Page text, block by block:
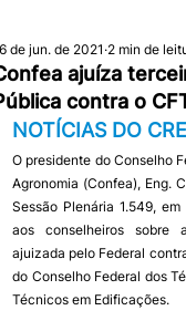
ajuíza
contra o
de jun. de 2021 2 min de
NOTÍCIAS DO
O presidente do Conselho
Agronomia (Confea), Eng.
Sessão Plenária 1.549,
aos conselheiros sobre
ajuizada pelo Federal
do Conselho Federal dos
Técnicos em Edificações.